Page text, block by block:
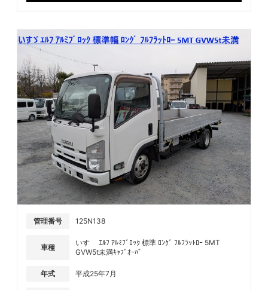
管理番号 125N138
車種
いすゞ ｴﾙﾌ ｱﾙﾐﾌﾞﾛｯｸ 標準 ﾛﾝｸﾞ ﾌﾙﾌﾗｯﾄﾛｰ 5MT
GVW5t未満ｷｬﾌﾞｵｰﾊﾞ
年式 平成25年7月